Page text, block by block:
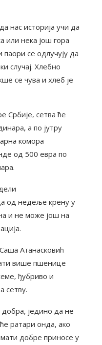
нас историја учи да
или нека још гора
се одлучују да
случај. Хлебно
се чува и хлеб је
Србије, сетва ће
а по јутру
комора
од 500 евра по
од недеље крену у
и не може још на
Атанасковић
више пшенице
ђубриво и
сетву.
једино да не
ратари онда, ако
добре приносе у